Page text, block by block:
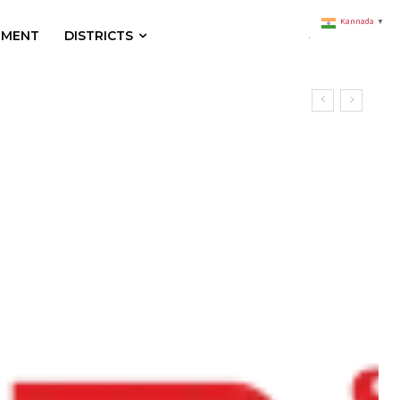
DISTRICTS
Kannada ▼